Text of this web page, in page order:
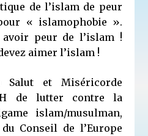
de l’islam de peur
« islamophobie ».
avoir peur de l’islam !
aimer l’islam !
Salut et Miséricorde
de lutter contre la
islam/musulman,
Conseil de l’Europe